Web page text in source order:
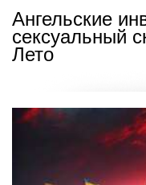
Ангельские
сексуальный
Лето